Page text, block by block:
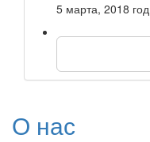
5 марта, 2018 год
О нас